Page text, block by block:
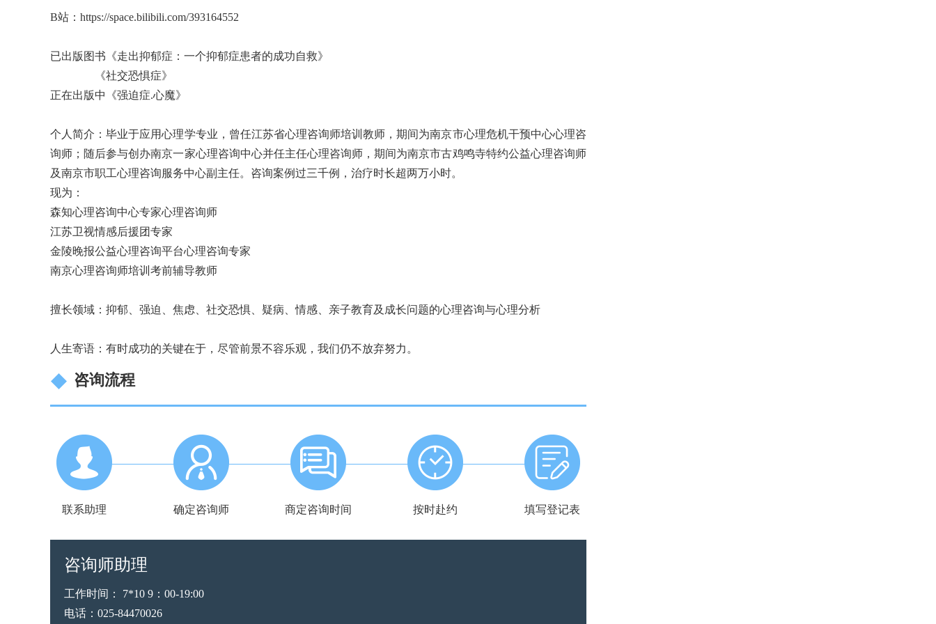
B站： https://space.bilibili.com/393164552
已出版图书 《走出抑郁症：一个抑郁症患者的成功自救》
《社交恐惧症》
正在出版中《强迫症.心魔》
个人简介：毕业于应用心理学专业，曾任江苏省心理咨询师培训教师，期间为南京市心理危机干预中心心理咨
询师；随后参与创办南京一家心理咨询中心并任主任心理咨询师，期间为南京市古鸡鸣寺特约公益心理咨询师
及南京市职工心理咨询服务中心副主任。咨询案例过三千例，治疗时长超两万小时。
现为：
森知心理咨询中心专家心理咨询师
江苏卫视情感后援团专家
金陵晚报公益心理咨询平台心理咨询专家
南京心理咨询师培训考前辅导教师
擅长领域：抑郁、强迫、焦虑、社交恐惧、疑病、情感、亲子教育及成长问题的心理咨询与心理分析
人生寄语：有时成功的关键在于，尽管前景不容乐观，我们仍不放弃努力。
咨询流程
联系助理 确定咨询师 商定咨询时间 按时赴约 填写登记表
咨询师助理
工作时间： 7*10 9：00-19:00
电话：025-84470026